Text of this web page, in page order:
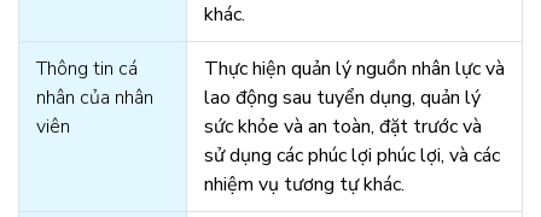
khác.
Thông tin cá
nhân của nhân
viên
Thực hiện quản lý nguồn nhân lực và
lao động sau tuyển dụng, quản lý
sức khỏe và an toàn, đặt trước và
sử dụng các phúc lợi phúc lợi, và các
nhiệm vụ tương tự khác.